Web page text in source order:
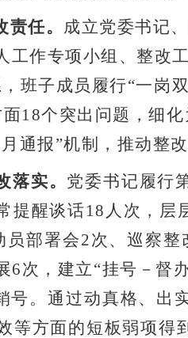
任。 成立党委书记
工作专项小组、整改
班子成员履行“一岗
18个突出问题，细化
通报 ”机制，推动整
落实。 党委书记履行
提醒谈话18 人次，层
员部署会2次、巡察整
6次，建立“挂号－督
号。通过动真格、出
等方面的短板弱项